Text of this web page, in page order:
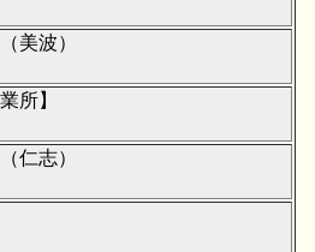
美波）
所】
仁志）